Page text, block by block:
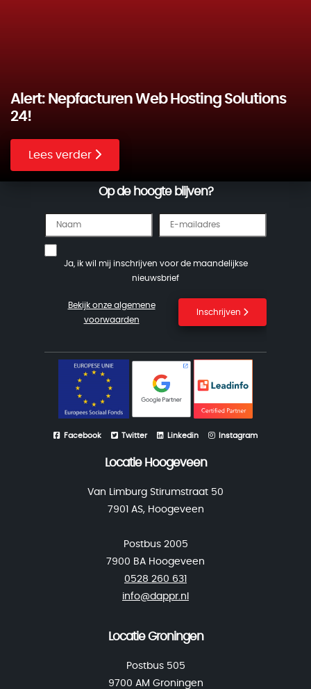
Alert: Nepfacturen Web Hosting Solutions
24!
Lees verder
Op de hoogte blijven?
Ja, ik wil mij inschrijven voor de maandelijkse
nieuwsbrief
Inschrijven
Bekijk onze algemene
voorwaarden
Facebook Twitter Linkedin Instagram
Locatie Hoogeveen
Van Limburg Stirumstraat 50
7901 AS, Hoogeveen
Postbus 2005
7900 BA Hoogeveen
0528 260 631
info@dappr.nl
Locatie Groningen
Postbus 505
9700 AM Groningen